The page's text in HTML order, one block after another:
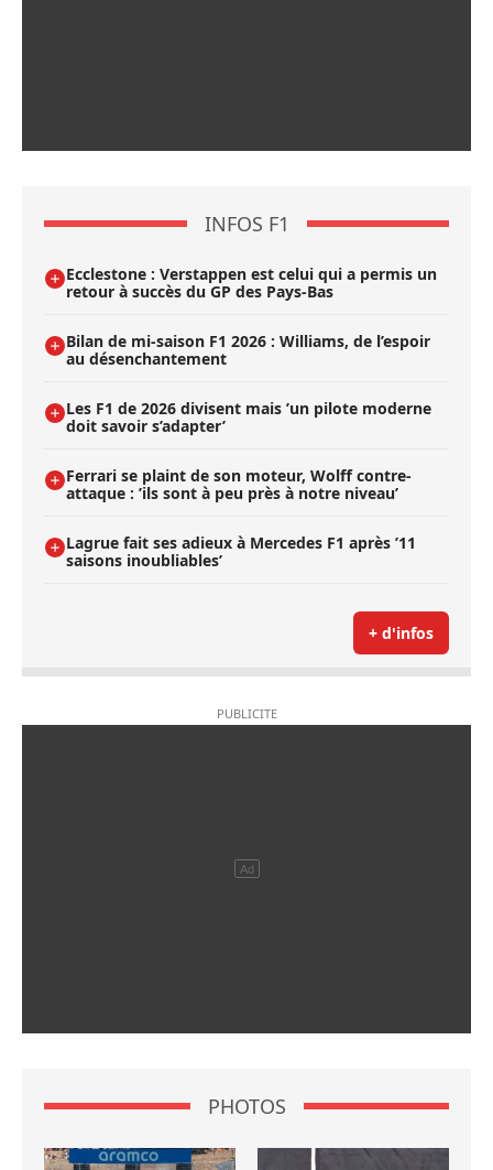
INFOS F1
Ecclestone : Verstappen est celui qui a permis un
retour à succès du GP des Pays-Bas
Bilan de mi-saison F1 2026 : Williams, de l’espoir
au désenchantement
Les F1 de 2026 divisent mais ’un pilote moderne
doit savoir s’adapter’
Ferrari se plaint de son moteur, Wolff contre-
attaque : ’ils sont à peu près à notre niveau’
Lagrue fait ses adieux à Mercedes F1 après ’11
saisons inoubliables’
+ d'infos
PHOTOS